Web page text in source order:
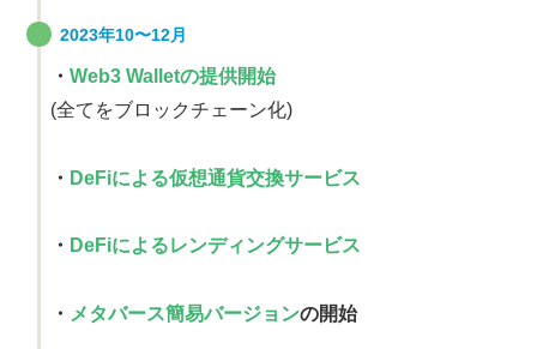
2023年10〜12月
・ Web3 Walletの提供開始
(全てをブロックチェーン化)
・ DeFiによる仮想通貨交換サービス
・ DeFiによるレンディングサービス
・ メタバース簡易バージョンの開始